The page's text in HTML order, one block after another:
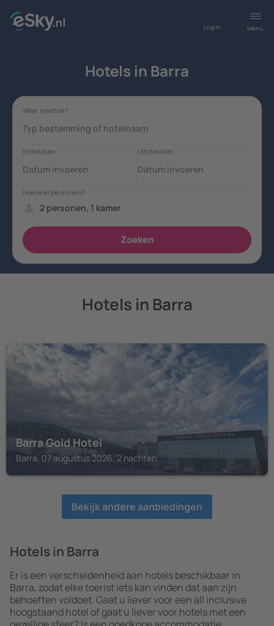
Menu
Log in
Hotels in Barra
Hotels in Barra
BARRA
Barra Gold Hotel
Barra, 07 augustus 2026, 2 nachten
Bekijk andere aanbiedingen
Hotels in Barra
Er is een verscheidenheid aan hotels beschikbaar in
Barra, zodat elke toerist iets kan vinden dat aan zijn
behoeften voldoet. Gaat u liever voor een all inclusive
hoogstaand hotel of gaat u liever voor hotels met een